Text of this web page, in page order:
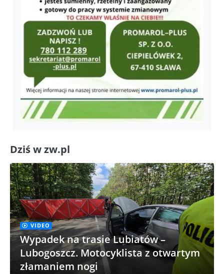
Dziś w zw.pl
VIDEO
Wypadek na trasie Lubiatów –
Lubogoszcz. Motocyklista z otwartym
złamaniem nogi